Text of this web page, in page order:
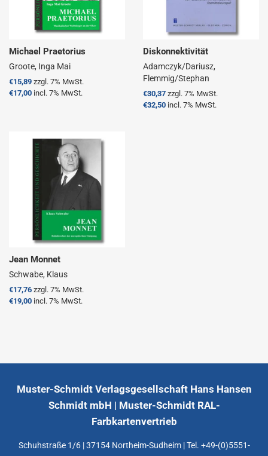
Michael Praetorius
Groote, Inga Mai
Normaler
Preis
€15,89 zzgl. 7% MwSt.
€17,00 incl. 7% MwSt.
Diskonnektivität
Adamczyk/Dariusz,
Flemmig/Stephan
Normaler
Preis
€30,37 zzgl. 7% MwSt.
€32,50 incl. 7% MwSt.
Jean Monnet
Schwabe, Klaus
Normaler
Preis
€17,76 zzgl. 7% MwSt.
€19,00 incl. 7% MwSt.
Muster-Schmidt Verlagsgesellschaft Hans Hansen
Schmidt mbH | Muster-Schmidt RAL-
Farbkartenvertrieb
Schuhstraße 1/6 | 37154 Northeim-Sudheim | Tel. +49-(0)5551-